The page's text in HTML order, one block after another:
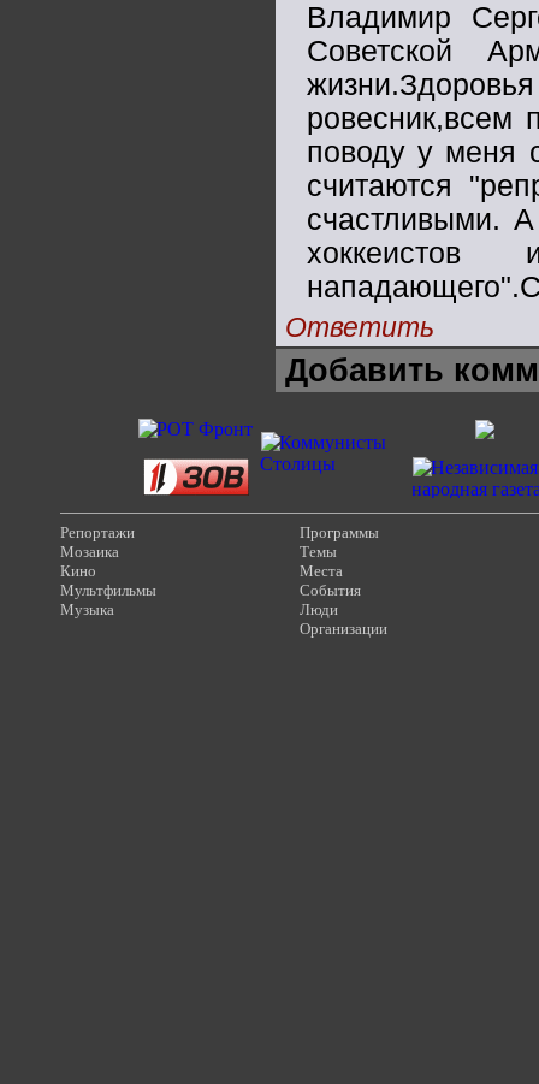
Владимир
Советской
ровесник,всем
поводу у меня
считаются
счастливыми.
Ответить
Добавить
Репортажи
Мозаика
Кино
Мультфильмы
Музыка
Программы
Темы
Места
События
Люди
Организации